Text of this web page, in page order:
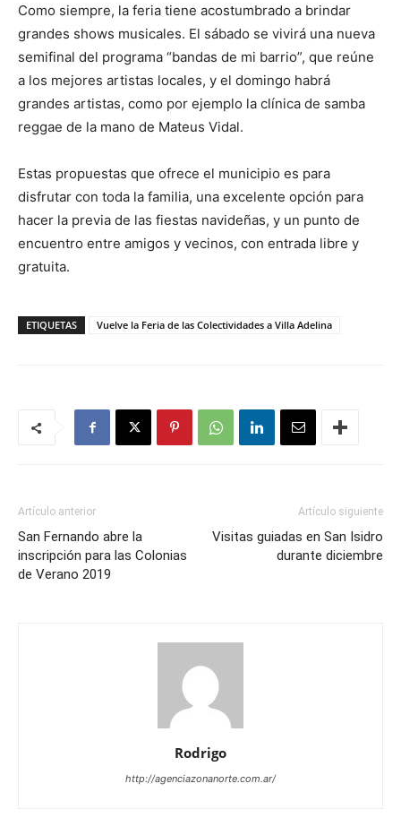
Como siempre, la feria tiene acostumbrado a brindar
grandes shows musicales. El sábado se vivirá una nueva
semifinal del programa “bandas de mi barrio”, que reúne
a los mejores artistas locales, y el domingo habrá
grandes artistas, como por ejemplo la clínica de samba
reggae de la mano de Mateus Vidal.
Estas propuestas que ofrece el municipio es para
disfrutar con toda la familia, una excelente opción para
hacer la previa de las fiestas navideñas, y un punto de
encuentro entre amigos y vecinos, con entrada libre y
gratuita.
ETIQUETAS Vuelve la Feria de las Colectividades a Villa Adelina
Artículo anterior
San Fernando abre la
inscripción para las Colonias
de Verano 2019
Artículo siguiente
Visitas guiadas en San Isidro
durante diciembre
Rodrigo
http://agenciazonanorte.com.ar/